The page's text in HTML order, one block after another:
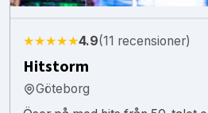
★★★★★4.9(11 recensioner)
Hitstorm
Göteborg